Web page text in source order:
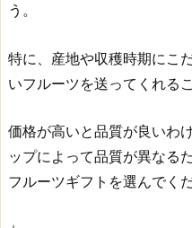
う。
特に、産地や収穫時期にこ
いフルーツを送ってくれる
価格が高いと品質が良いわ
ップによって品質が異なる
フルーツギフトを選んでく